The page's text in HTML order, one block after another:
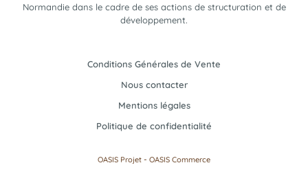
Normandie dans le cadre de ses actions de structuration et de
développement.
Conditions Générales de Vente
Nous contacter
Mentions légales
Politique de confidentialité
OASIS Projet - OASIS Commerce